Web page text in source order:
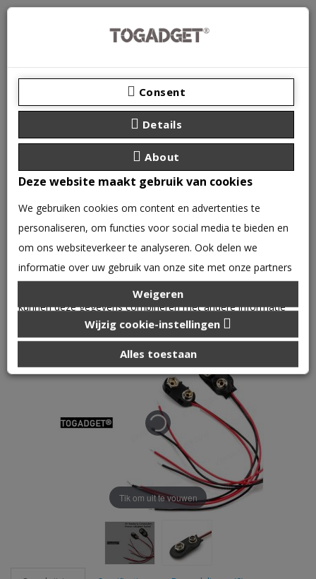
0 product(en) - €0,00
CATEGORIEËN
9V Batterij Connector kabel 1st
Tik om uit te vouwen
Consent
Details
About
Deze website maakt gebruik van cookies
We gebruiken cookies om content en advertenties te
personaliseren, om functies voor social media te bieden en
om ons websiteverkeer te analyseren. Ook delen we
informatie over uw gebruik van onze site met onze partners
kunnen deze gegevens combineren met andere informatie
die u aan ze heeft verstrekt of die ze hebben verzameld op
basis van uw gebruik van hun services.
Weigeren
Wijzig cookie-instellingen
Alles toestaan